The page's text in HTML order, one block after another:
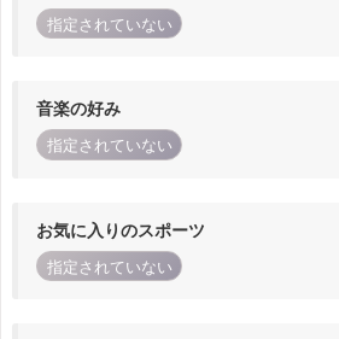
指定されていない
音楽の好み
指定されていない
お気に入りのスポーツ
指定されていない